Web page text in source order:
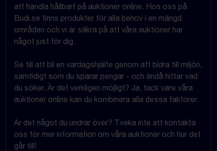
att handla hållbart på auktioner online. Hos oss på
Budi.se finns produkter för alla behov i en mängd
områden och vi är säkra på att våra auktioner har
något just för dig.
Se till att bli en vardagshjälte genom att bidra till miljön,
samtidigt som du sparar pengar - och ändå hittar vad
du söker. Är det verkligen möjligt? Ja, tack vare våra
auktioner online kan du kombinera alla dessa faktorer.
Är det något du undrar över? Tveka inte att kontakta
oss för mer information om våra auktioner och hur det
går till!